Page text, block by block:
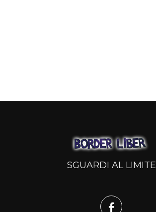
SGUARDI AL LIMITE